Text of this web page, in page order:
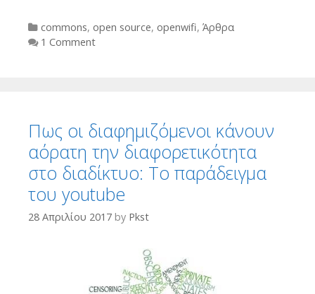
Categories
commons, open source, openwifi, Άρθρα
1 Comment
Πως οι διαφημιζόμενοι κάνουν
αόρατη την διαφορετικότητα
στο διαδίκτυο: Το παράδειγμα
του youtube
28 Απριλίου 2017 by Pkst